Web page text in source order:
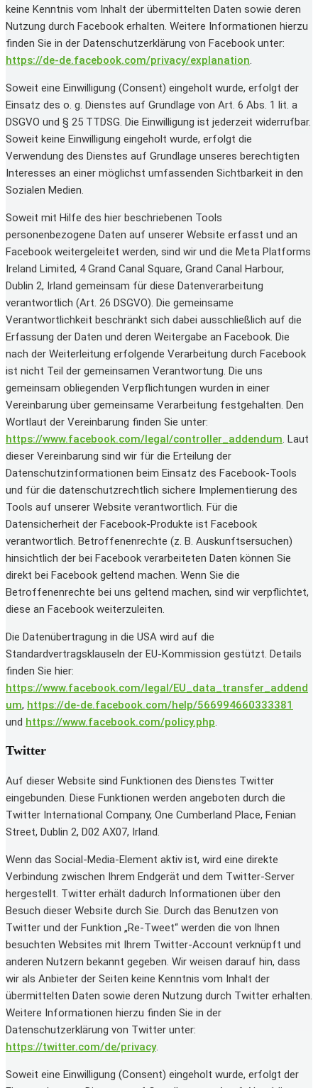
keine Kenntnis vom Inhalt der übermittelten Daten sowie deren
Nutzung durch Facebook erhalten. Weitere Informationen hierzu
finden Sie in der Datenschutzerklärung von Facebook unter:
https://de-de.facebook.com/privacy/explanation.
Soweit eine Einwilligung (Consent) eingeholt wurde, erfolgt der
Einsatz des o. g. Dienstes auf Grundlage von Art. 6 Abs. 1 lit. a
DSGVO und § 25 TTDSG. Die Einwilligung ist jederzeit widerrufbar.
Soweit keine Einwilligung eingeholt wurde, erfolgt die
Verwendung des Dienstes auf Grundlage unseres berechtigten
Interesses an einer möglichst umfassenden Sichtbarkeit in den
Sozialen Medien.
Soweit mit Hilfe des hier beschriebenen Tools
personenbezogene Daten auf unserer Website erfasst und an
Facebook weitergeleitet werden, sind wir und die Meta Platforms
Ireland Limited, 4 Grand Canal Square, Grand Canal Harbour,
Dublin 2, Irland gemeinsam für diese Datenverarbeitung
verantwortlich (Art. 26 DSGVO). Die gemeinsame
Verantwortlichkeit beschränkt sich dabei ausschließlich auf die
Erfassung der Daten und deren Weitergabe an Facebook. Die
nach der Weiterleitung erfolgende Verarbeitung durch Facebook
ist nicht Teil der gemeinsamen Verantwortung. Die uns
gemeinsam obliegenden Verpflichtungen wurden in einer
Vereinbarung über gemeinsame Verarbeitung festgehalten. Den
Wortlaut der Vereinbarung finden Sie unter:
https://www.facebook.com/legal/controller_addendum. Laut
dieser Vereinbarung sind wir für die Erteilung der
Datenschutzinformationen beim Einsatz des Facebook-Tools
und für die datenschutzrechtlich sichere Implementierung des
Tools auf unserer Website verantwortlich. Für die
Datensicherheit der Facebook-Produkte ist Facebook
verantwortlich. Betroffenenrechte (z. B. Auskunftsersuchen)
hinsichtlich der bei Facebook verarbeiteten Daten können Sie
direkt bei Facebook geltend machen. Wenn Sie die
Betroffenenrechte bei uns geltend machen, sind wir verpflichtet,
diese an Facebook weiterzuleiten.
Die Datenübertragung in die USA wird auf die
Standardvertragsklauseln der EU-Kommission gestützt. Details
finden Sie hier:
https://www.facebook.com/legal/EU_data_transfer_addend
um, https://de-de.facebook.com/help/566994660333381
und https://www.facebook.com/policy.php.
Twitter
Auf dieser Website sind Funktionen des Dienstes Twitter
eingebunden. Diese Funktionen werden angeboten durch die
Twitter International Company, One Cumberland Place, Fenian
Street, Dublin 2, D02 AX07, Irland.
Wenn das Social-Media-Element aktiv ist, wird eine direkte
Verbindung zwischen Ihrem Endgerät und dem Twitter-Server
hergestellt. Twitter erhält dadurch Informationen über den
Besuch dieser Website durch Sie. Durch das Benutzen von
Twitter und der Funktion „Re-Tweet“ werden die von Ihnen
besuchten Websites mit Ihrem Twitter-Account verknüpft und
anderen Nutzern bekannt gegeben. Wir weisen darauf hin, dass
wir als Anbieter der Seiten keine Kenntnis vom Inhalt der
übermittelten Daten sowie deren Nutzung durch Twitter erhalten.
Weitere Informationen hierzu finden Sie in der
Datenschutzerklärung von Twitter unter:
https://twitter.com/de/privacy.
Soweit eine Einwilligung (Consent) eingeholt wurde, erfolgt der